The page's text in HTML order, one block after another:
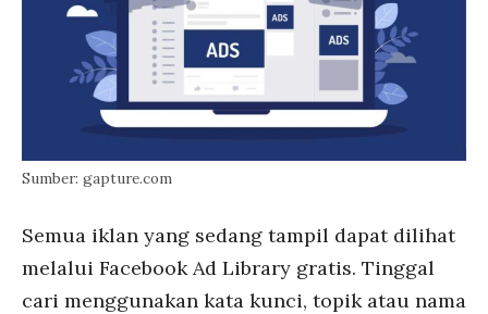
Sumber: gapture.com
Semua iklan yang sedang tampil dapat dilihat
melalui Facebook Ad Library gratis. Tinggal
cari menggunakan kata kunci, topik atau nama